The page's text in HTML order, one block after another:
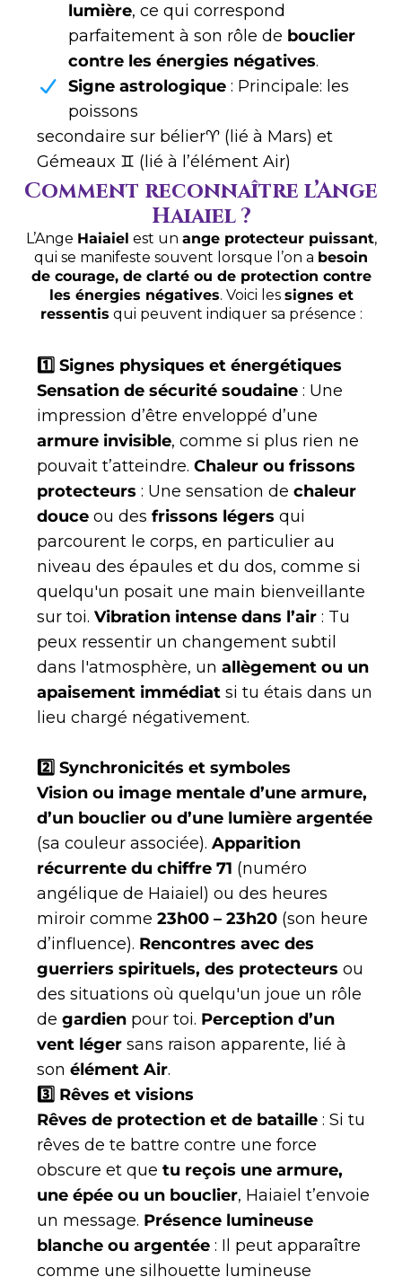
lumière, ce qui correspond
parfaitement à son rôle de bouclier
contre les énergies négatives.
Signe astrologique : Principale: les
poissons
secondaire sur bélier♈ (lié à Mars) et
Gémeaux ♊ (lié à l’élément Air)
Comment reconnaître l’Ange
Haiaiel ?
L’Ange Haiaiel est un ange protecteur puissant,
qui se manifeste souvent lorsque l’on a besoin
de courage, de clarté ou de protection contre
les énergies négatives. Voici les signes et
ressentis qui peuvent indiquer sa présence :
1️⃣ Signes physiques et énergétiques
Sensation de sécurité soudaine : Une
impression d’être enveloppé d’une
armure invisible, comme si plus rien ne
pouvait t’atteindre. Chaleur ou frissons
protecteurs : Une sensation de chaleur
douce ou des frissons légers qui
parcourent le corps, en particulier au
niveau des épaules et du dos, comme si
quelqu'un posait une main bienveillante
sur toi. Vibration intense dans l’air : Tu
peux ressentir un changement subtil
dans l'atmosphère, un allègement ou un
apaisement immédiat si tu étais dans un
lieu chargé négativement.
2️⃣ Synchronicités et symboles
Vision ou image mentale d’une armure,
d’un bouclier ou d’une lumière argentée
(sa couleur associée). Apparition
récurrente du chiffre 71 (numéro
angélique de Haiaiel) ou des heures
miroir comme 23h00 – 23h20 (son heure
d’influence). Rencontres avec des
guerriers spirituels, des protecteurs ou
des situations où quelqu'un joue un rôle
de gardien pour toi. Perception d’un
vent léger sans raison apparente, lié à
son élément Air.
3️⃣ Rêves et visions
Rêves de protection et de bataille : Si tu
rêves de te battre contre une force
obscure et que tu reçois une armure,
une épée ou un bouclier, Haiaiel t’envoie
un message. Présence lumineuse
blanche ou argentée : Il peut apparaître
comme une silhouette lumineuse